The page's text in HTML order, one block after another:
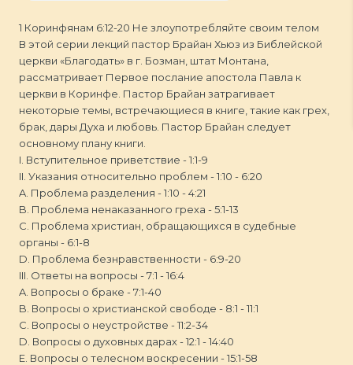
1 Коринфянам 6:12-20 Не злоупотребляйте своим телом
В этой серии лекций пастор Брайан Хьюз из Библейской
церкви «Благодать» в г. Бозман, штат Монтана,
рассматривает Первое послание апостола Павла к
церкви в Коринфе. Пастор Брайан затрагивает
некоторые темы, встречающиеся в книге, такие как грех,
брак, дары Духа и любовь. Пастор Брайан следует
основному плану книги.
I. Вступительное приветствие - 1:1-9
II. Указания относительно проблем - 1:10 - 6:20
A. Проблема разделения - 1:10 - 4:21
B. Проблема ненаказанного греха - 5:1-13
C. Проблема христиан, обращающихся в судебные
органы - 6:1-8
D. Проблема безнравственности - 6:9-20
III. Ответы на вопросы - 7:1 - 16:4
A. Вопросы о браке - 7:1-40
B. Вопросы о христианской свободе - 8:1 - 11:1
C. Вопросы о неустройстве - 11:2-34
D. Вопросы о духовных дарах - 12:1 - 14:40
E. Вопросы о телесном воскресении - 15:1-58